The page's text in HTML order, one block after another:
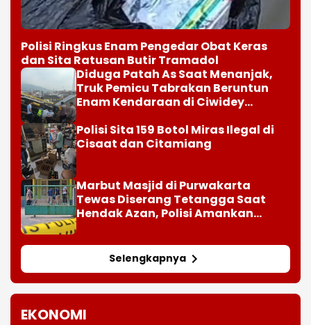
Polisi Ringkus Enam Pengedar Obat Keras
dan Sita Ratusan Butir Tramadol
Diduga Patah As Saat Menanjak,
Truk Pemicu Tabrakan Beruntun
Enam Kendaraan di Ciwidey
Polisi Sita 159 Botol Miras Ilegal di
Cisaat dan Citamiang
Marbut Masjid di Purwakarta
Tewas Diserang Tetangga Saat
Hendak Azan, Polisi Amankan
Selengkapnya
EKONOMI